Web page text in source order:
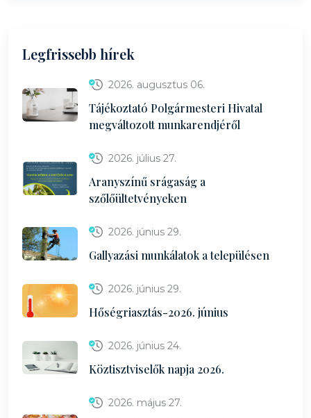
Legfrissebb hírek
2026. augusztus 06.
Tájékoztató Polgármesteri Hivatal
megváltozott munkarendjéről
2026. július 27.
Aranyszínű srágaság a
szőlőültetvényeken
2026. június 29.
Gallyazási munkálatok a településen
2026. június 29.
Hőségriasztás-2026. június
2026. június 24.
Köztisztviselők napja 2026.
2026. május 27.